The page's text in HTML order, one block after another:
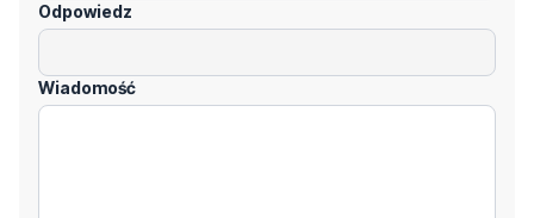
Odpowiedz
Wiadomość